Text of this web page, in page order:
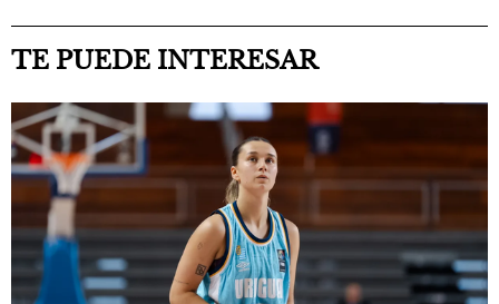
TE PUEDE INTERESAR